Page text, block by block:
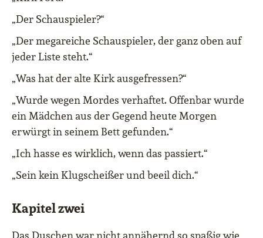
„Der Schauspieler?“
„Der megareiche Schauspieler, der ganz oben auf
jeder Liste steht.“
„Was hat der alte Kirk ausgefressen?“
„Wurde wegen Mordes verhaftet. Offenbar wurde
ein Mädchen aus der Gegend heute Morgen
erwürgt in seinem Bett gefunden.“
„Ich hasse es wirklich, wenn das passiert.“
„Sein kein Klugscheißer und beeil dich.“
Kapitel zwei